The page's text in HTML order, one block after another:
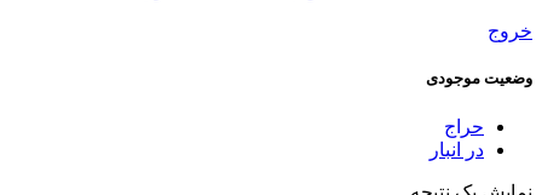
خروج
وضعیت موجودی
حراج
در انبار